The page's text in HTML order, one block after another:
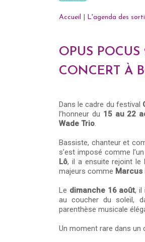
Accueil L'agenda des
OPUS
CONCERT À
Dans le cadre du festival
l’honneur du 15 au 22
Wade Trio.
Bassiste, chanteur et
s’est imposé comme
Lô, il a ensuite rejoint le
majeurs comme Marcus
Le dimanche 16 août, il
au coucher du soleil,
parenthèse musicale
Un moment rare dans un